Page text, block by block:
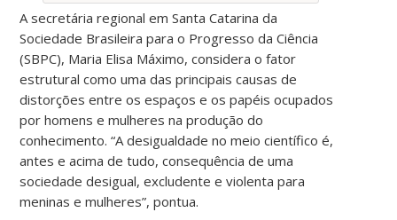
A secretária regional em Santa Catarina da
Sociedade Brasileira para o Progresso da Ciência
(SBPC), Maria Elisa Máximo, considera o fator
estrutural como uma das principais causas de
distorções entre os espaços e os papéis ocupados
por homens e mulheres na produção do
conhecimento. “A desigualdade no meio científico é,
antes e acima de tudo, consequência de uma
sociedade desigual, excludente e violenta para
meninas e mulheres”, pontua.